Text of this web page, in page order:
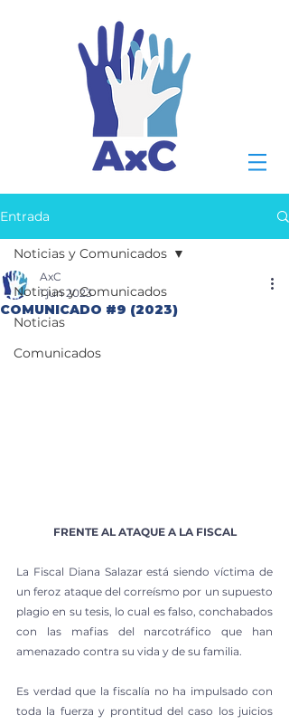
Entrada
Noticias y Comunicados
Noticias
Comunicados
Noticias y Comunicados
COMUNICADO #9 (2023)
AxC
1 jun 2023
FRENTE AL ATAQUE A LA FISCAL
La Fiscal Diana Salazar está siendo víctima de
un feroz ataque del correísmo por un supuesto
plagio en su tesis, lo cual es falso, conchabados
con las mafias del narcotráfico que han
amenazado contra su vida y de su familia.
Es verdad que la fiscalía no ha impulsado con
toda la fuerza y prontitud del caso los juicios